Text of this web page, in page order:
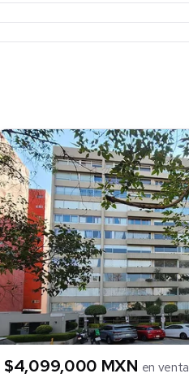
$4,099,000 MXN en venta